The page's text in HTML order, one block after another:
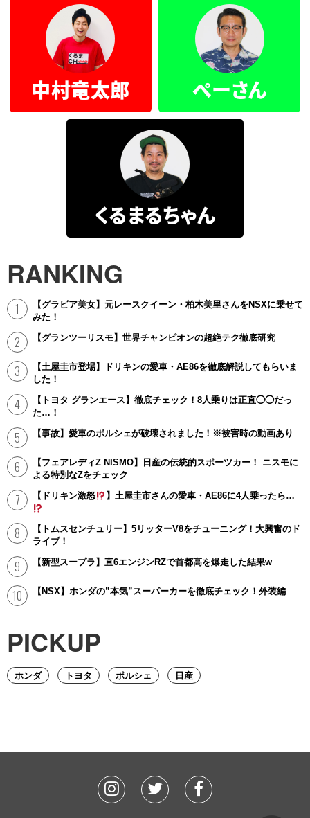
中村竜太郎 ぺーさん
くるまるちゃん
RANKING
【グラビア美女】元レースクイーン・柏木美里さんをNSXに乗せて
みた！
【グランツーリスモ】世界チャンピオンの超絶テク徹底研究
【土屋圭市登場】ドリキンの愛車・AE86を徹底解説してもらいま
した！
【トヨタ グランエース】徹底チェック！8人乗りは正直◯◯だっ
た…！
【事故】愛車のポルシェが破壊されました！※被害時の動画あり
【フェアレディZ NISMO】日産の伝統的スポーツカー！ ニスモに
よる特別なZをチェック
【ドリキン激怒
】土屋圭市さんの愛車・AE86に4人乗ったら…
【トムスセンチュリー】5リッターV8をチューニング！大興奮のド
ライブ！
【新型スープラ】直6エンジンRZで首都高を爆走した結果w
【NSX】ホンダの”本気”スーパーカーを徹底チェック！外装編
PICKUP
ホンダ トヨタ ポルシェ 日産